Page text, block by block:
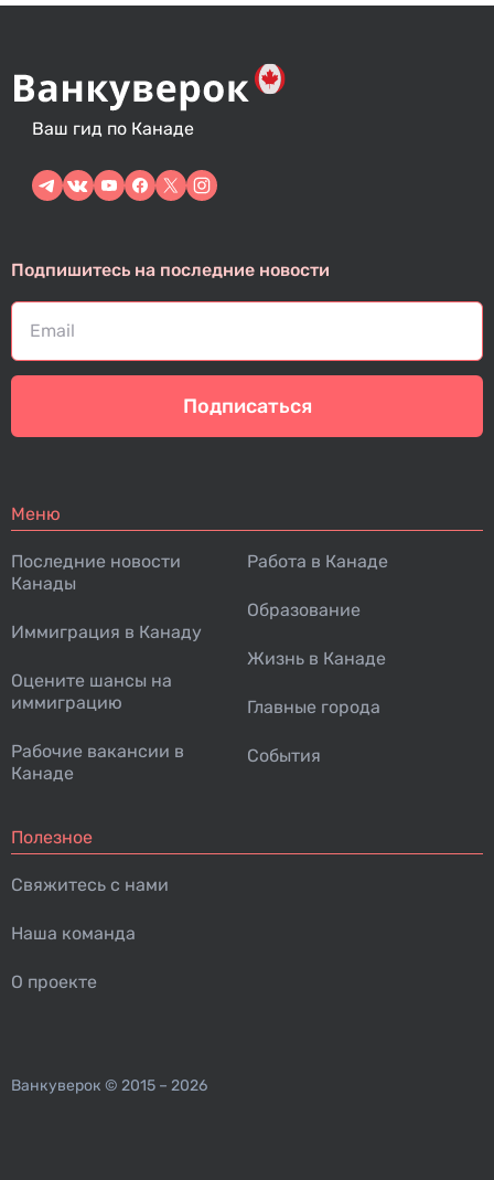
Ваш гид по Канаде
Подпишитесь на последние новости
Подписаться
Меню
Последние новости
Канады
Иммиграция в Канаду
Оцените шансы на
иммиграцию
Рабочие вакансии в
Канаде
Работа в Канаде
Образование
Жизнь в Канаде
Главные города
События
Полезное
Свяжитесь с нами
Наша команда
О проекте
Ванкуверок © 2015 – 2026